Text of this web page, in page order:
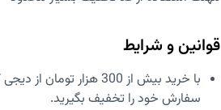
قوانین و شرایط
سفارش خود را تخفیف بگیرید.